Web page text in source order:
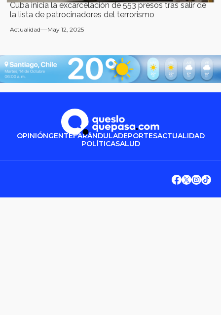
Cuba inicia la excarcelación de 553 presos tras salir de
la lista de patrocinadores del terrorismo
Actualidad May 12, 2025
OPINIÓNGENTEFARÁNDULADEPORTESACTUALIDAD
POLÍTICASALUD